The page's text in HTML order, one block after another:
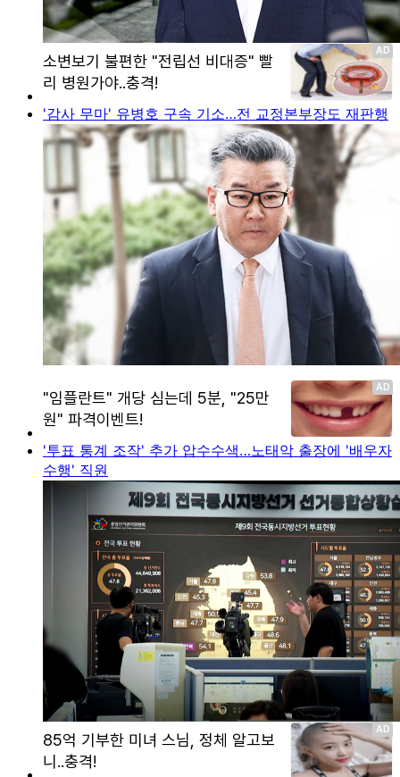
'감사 무마' 유병호 구속 기소…전 교정본부장도 재판행
'투표 통계 조작' 추가 압수수색…노태악 출장에 '배우자
수행' 직원